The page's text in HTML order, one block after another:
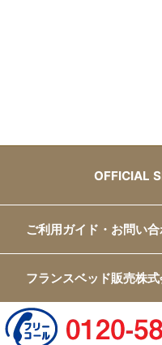
OFFICIAL
ご利用ガイド・お問い
フランスベッド販売株